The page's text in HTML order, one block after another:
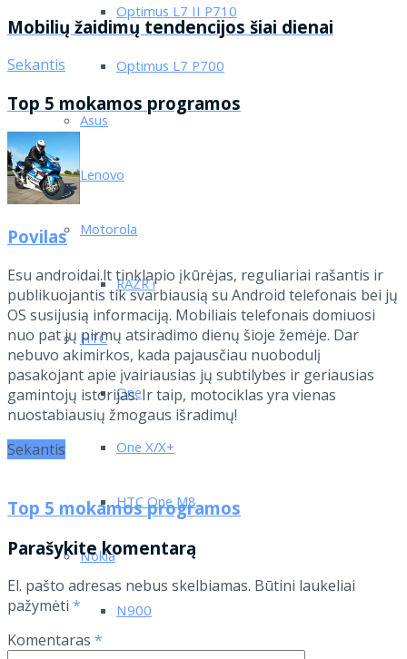
Optimus L7 II P710
Optimus L7 P700
Asus
Lenovo
Motorola
RAZR i
HTC
One
One X/X+
HTC One M8
Nokia
N900
Mobilių žaidimų tendencijos šiai dienai
Sekantis
Top 5 mokamos programos
Povilas
Esu androidai.lt tinklapio įkūrėjas, reguliariai rašantis ir
publikuojantis tik svarbiausią su Android telefonais bei jų
OS susijusią informaciją. Mobiliais telefonais domiuosi
nuo pat jų pirmų atsiradimo dienų šioje žemėje. Dar
nebuvo akimirkos, kada pajausčiau nuobodulį
pasakojant apie įvairiausias jų subtilybes ir geriausias
gamintojų istorijas. Ir taip, motociklas yra vienas
nuostabiausių žmogaus išradimų!
Sekantis
Top 5 mokamos programos
Parašykite komentarą
El. pašto adresas nebus skelbiamas. Būtini laukeliai
pažymėti *
Komentaras *